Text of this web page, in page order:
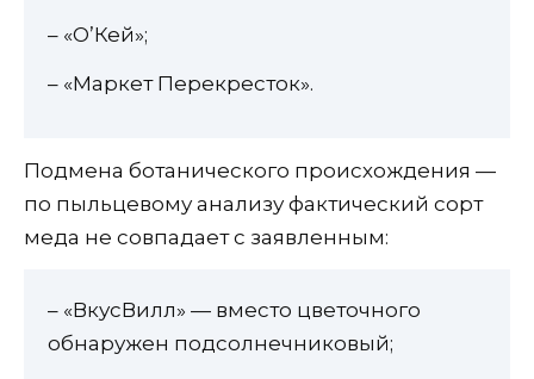
– «О’Кей»;
– «Маркет Перекресток».
Подмена ботанического происхождения —
по пыльцевому анализу фактический сорт
меда не совпадает с заявленным:
– «ВкусВилл» — вместо цветочного
обнаружен подсолнечниковый;